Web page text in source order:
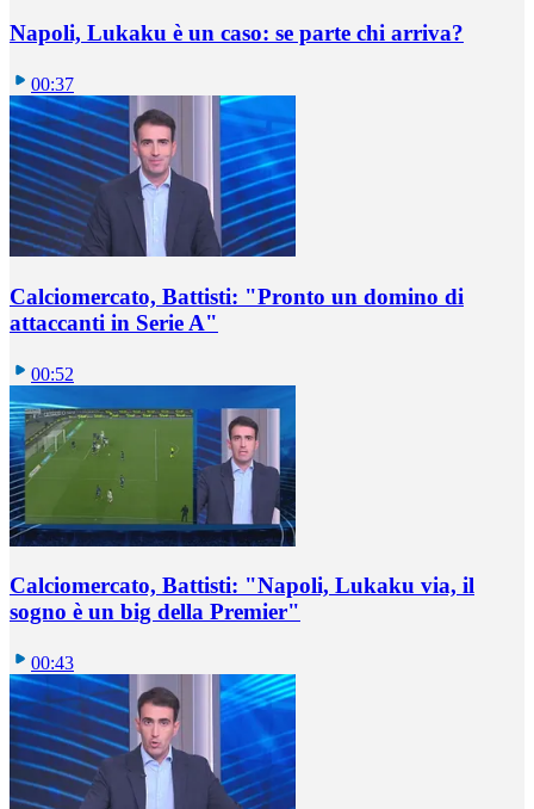
Napoli, Lukaku è un caso: se parte chi arriva?
00:37
Calciomercato, Battisti: "Pronto un domino di
attaccanti in Serie A"
00:52
Calciomercato, Battisti: "Napoli, Lukaku via, il
sogno è un big della Premier"
00:43